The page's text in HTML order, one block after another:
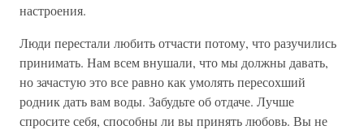
настроения.
Люди перестали любить отчасти потому, что разучились
принимать. Нам всем внушали, что мы должны давать,
но зачастую это все равно как умолять пересохший
родник дать вам воды. Забудьте об отдаче. Лучше
спросите себя, способны ли вы принять любовь. Вы не